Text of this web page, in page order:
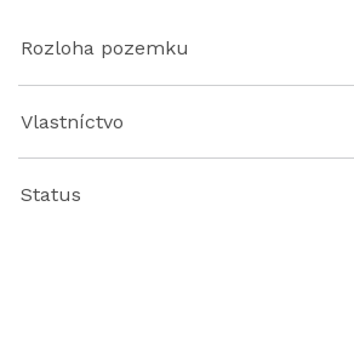
Rozloha pozemku
Vlastníctvo
Status